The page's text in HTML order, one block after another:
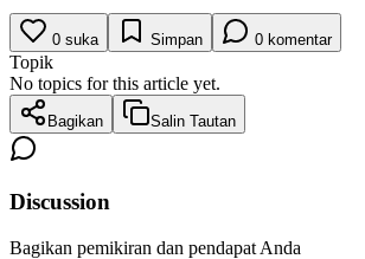
0 suka Simpan 0 komentar
Topik
No topics for this article yet.
Bagikan Salin Tautan
Discussion
Bagikan pemikiran dan pendapat Anda